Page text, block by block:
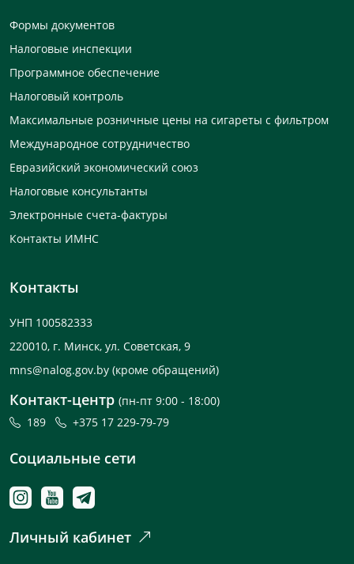
Формы документов
Налоговые инспекции
Программное обеспечение
Налоговый контроль
Максимальные розничные цены на сигареты с фильтром
Международное сотрудничество
Евразийский экономический союз
Налоговые консультанты
Электронные счета-фактуры
Контакты ИМНС
Контакты
УНП 100582333
220010, г. Минск, ул. Советская, 9
mns@nalog.gov.by (кроме обращений)
Контакт-центр (пн-пт 9:00 - 18:00)
189
+375 17 229-79-79
Социальные сети
Личный кабинет